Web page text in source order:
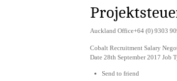
Auckland Office+64 (0) 9303
Cobalt Recruitment Salary
Date 28th September 2017 Job
Send to friend